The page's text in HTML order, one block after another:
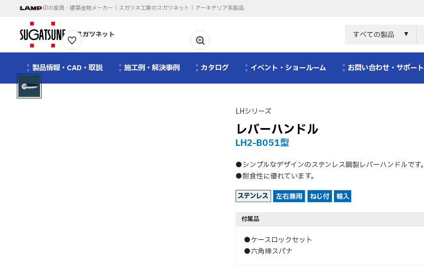
印の家具・建築金物メーカー｜スガツネ工業のスガツネット｜アーキテリア系製品
スガツネット すべての製品
製品情報・CAD・取説 施工例・解決事例 カタログ イベント・ショールーム お問い合わせ・サポート
LHシリーズ
レバーハンドル
LH2-B051型
●シンプルなデザインのステンレス鋼製レバーハンドルです。
●耐食性に優れています。
付属品
●ケースロックセット
●六角棒スパナ